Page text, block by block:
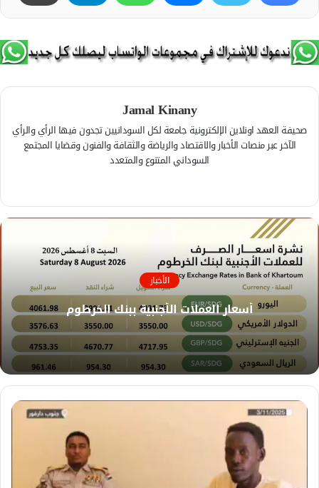
Jamal Kinany
صحيفة العهد اونلاين الإلكترونية جامعة لكل السودانيين تجدون فيها الرأي والرأي
الآخر عبر منصات الأخبار والاقتصاد والرياضة والثقافة والفنون وقضايا المجتمع
السوداني المتنوع والمتعدد
م
و
ا
ل
و
ي
ب
س
ك
الأخبار
أسعار العملات الأجنبية ببنك الخرطوم